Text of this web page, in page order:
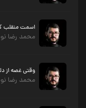
اسمت منقلب
محمد رضا
وقتی غصه از
محمد رضا